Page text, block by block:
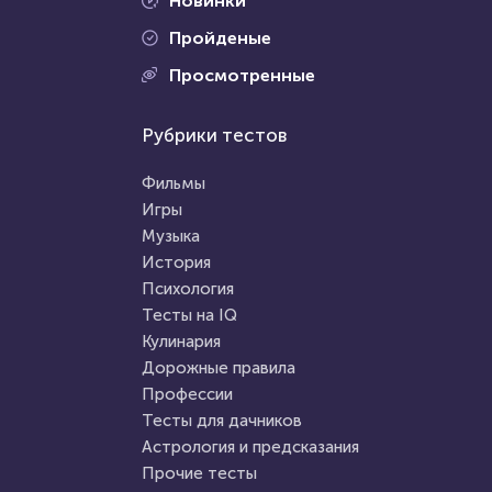
Проходили 20933 раза
сериала "Дневники
Пройти тест
14 декабря 2021 95271
Тест: Приставки пре / при
20 февраля 2022
Рубрики тестов
Фильмы
Игры
Музыка
История
Психология
Тесты на IQ
Кулинария
Дорожные правила
Профессии
Тесты для дачников
Астрология и предсказания
Прочие тесты
Пройденые
Просмотренные